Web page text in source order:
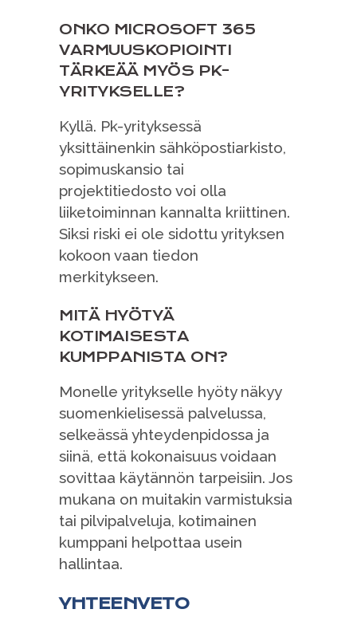
ONKO MICROSOFT 365
VARMUUSKOPIOINTI
TÄRKEÄÄ MYÖS PK-
YRITYKSELLE?
Kyllä. Pk-yrityksessä
yksittäinenkin sähköpostiarkisto,
sopimuskansio tai
projektitiedosto voi olla
liiketoiminnan kannalta kriittinen.
Siksi riski ei ole sidottu yrityksen
kokoon vaan tiedon
merkitykseen.
MITÄ HYÖTYÄ
KOTIMAISESTA
KUMPPANISTA ON?
Monelle yritykselle hyöty näkyy
suomenkielisessä palvelussa,
selkeässä yhteydenpidossa ja
siinä, että kokonaisuus voidaan
sovittaa käytännön tarpeisiin. Jos
mukana on muitakin varmistuksia
tai pilvipalveluja, kotimainen
kumppani helpottaa usein
hallintaa.
YHTEENVETO